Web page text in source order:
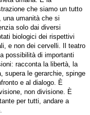
che siamo un tutto
una umanità che si
solo dai diversi
biologici dei rispettivi
e non dei cervelli. Il teatro
possibilità di importanti
racconta la libertà, la
supera le gerarchie, spinge
e al dialogo. È
non divisione. È
per tutti, andare a